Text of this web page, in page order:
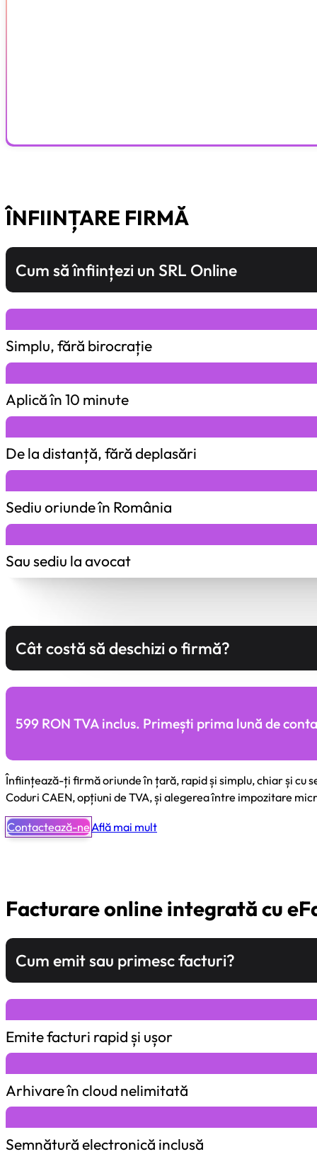
ÎNFIINȚARE FIRMĂ
Cum să înființezi un SRL Online
Simplu, fără birocrație
Aplică în 10 minute
De la distanță, fără deplasări
Sediu oriunde în România
Sau sediu la avocat
Cât costă să deschizi o firmă?
599 RON TVA inclus. Primești prima lună de
Înființează-ți firmă oriunde în țară, rapid și simplu, chiar și cu
Coduri CAEN, opțiuni de TVA, și alegerea între impozitare
Contactează-neAflă mai mult
Facturare online integrată cu
Cum emit sau primesc facturi?
Emite facturi rapid și ușor
Arhivare în cloud nelimitată
Semnătură electronică inclusă